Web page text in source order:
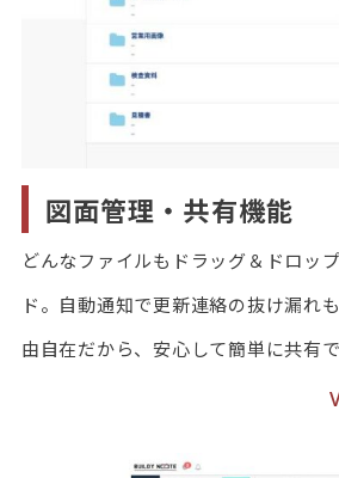
図面管理・共有機能
どんなファイルもドラッグ＆ドロッ
ド。自動通知で更新連絡の抜け漏れ
由自在だから、安心して簡単に共有で